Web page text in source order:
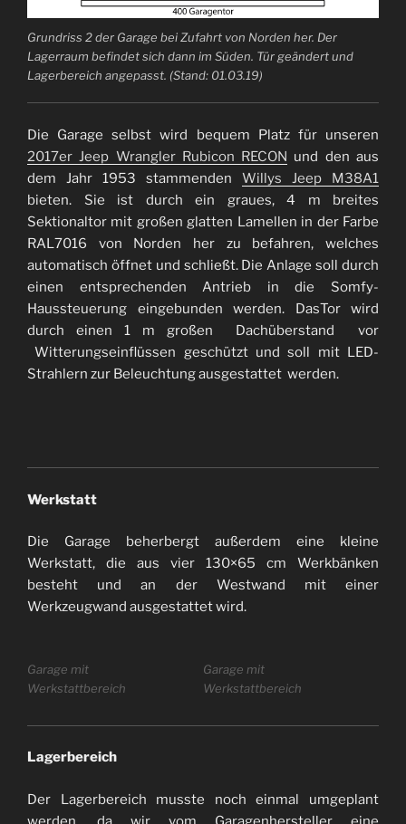
Grundriss 2 der Garage bei Zufahrt von Norden her. Der
Lagerraum befindet sich dann im Süden. Tür geändert und
Lagerbereich angepasst. (Stand: 01.03.19)
Die Garage selbst wird bequem Platz für unseren
2017er Jeep Wrangler Rubicon RECON und den aus
dem Jahr 1953 stammenden Willys Jeep M38A1
bieten. Sie ist durch ein graues, 4 m breites
Sektionaltor mit großen glatten Lamellen in der Farbe
RAL7016 von Norden her zu befahren, welches
automatisch öffnet und schließt. Die Anlage soll durch
einen entsprechenden Antrieb in die Somfy-
Haussteuerung eingebunden werden. DasTor wird
durch einen 1 m großen Dachüberstand vor
Witterungseinflüssen geschützt und soll mit LED-
Strahlern zur Beleuchtung ausgestattet werden.
Werkstatt
Die Garage beherbergt außerdem eine kleine
Werkstatt, die aus vier 130×65 cm Werkbänken
besteht und an der Westwand mit einer
Werkzeugwand ausgestattet wird.
Garage mit
Werkstattbereich
Garage mit
Werkstattbereich
Lagerbereich
Der Lagerbereich musste noch einmal umgeplant